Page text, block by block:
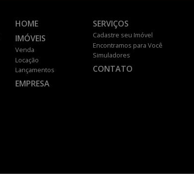
HOME
IMÓVEIS
Venda
Locação
Lançamentos
EMPRESA
SERVIÇOS
Cadastre seu Imóvel
Encontramos para Você
Simuladores
CONTATO